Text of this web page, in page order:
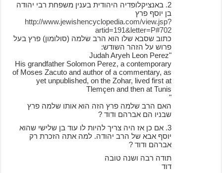
2. באנציקלופדיה היהודית בענין משפחת רבי יהודה
בן יוסף פרץ
http://www.jewishencyclopedia.com/view.jsp?
artid=191&letter=P#702
כתוב שסבא שלו הוא הרב שלמה (סולומון) פרץ בעל
פרוש על הזהר השודש:
"Judah Aryeh Leon Perez
His grandfather Solomon Perez, a contemporary
of Moses Zacuto and author of a commentary, as
yet unpublished, on the Zohar, lived first at
Tlemçen and then at Tunis
"
האם הרב שלמה פרץ הזה הוא אותו שלמה פרץ
שבניו הם אברהם ודוד ?
3. אם כן אז היה צריך להיות לו עוד בן שלישי שהוא
יוסף אבא של הרב יהודה. למה אתה הזכרת רק
אברהם ודוד ?
תודה רבה ושנה טובה
דוד